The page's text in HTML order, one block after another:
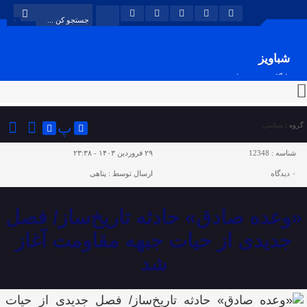
شباویز
پایگاه خبری شباویز
گروه : سیاسی پ
شناسه : 12348 ۲۹ فروردین ۱۴۰۳ - ۲۳:۳۸
۰ دیدگاه ارسال توسط : پناهی
«وعده صادق» حادثه‌ تاریخ‌ساز/ فصل
جدیدی از حیات جبهه مقاومت آغاز
شد